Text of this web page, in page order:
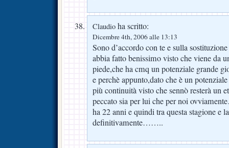
Claudio ha scritto:
Dicembre 4th, 2006 alle 13:13
Sono d’accordo con te e sulla
abbia fatto benissimo visto che viene da
piede,che ha cmq un potenziale grande
e perchè appunto,dato che è un
più continuità visto che sennò resterà un
peccato sia per lui che per noi
ha 22 anni e quindi tra questa stagione e
definitivamente……..